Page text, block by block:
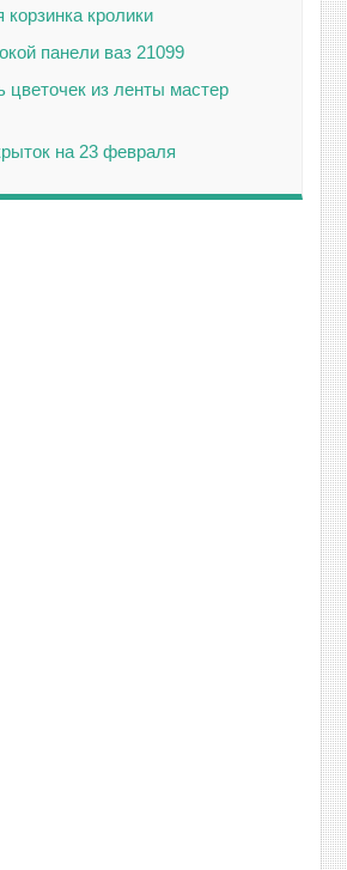
корзинка кролики
панели ваз 21099
цветочек из ленты мастер
на 23 февраля